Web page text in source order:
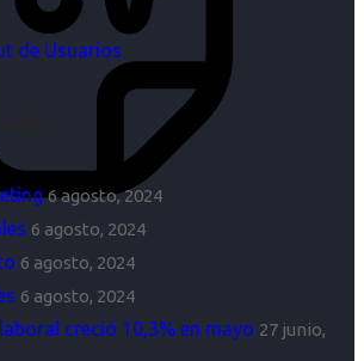
de Usuarios
6 agosto, 2024
6 agosto, 2024
6 agosto, 2024
6 agosto, 2024
creció 10,3% en mayo 27 junio,